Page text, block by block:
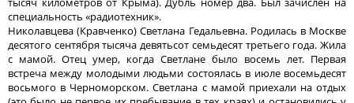
специальность «радиотехник».
Николавцева (Кравченко) Светлана Гедальевна. Родилась в Москве
десятого сентября тысяча девятьсот семьдесят третьего года. Жила
с мамой. Отец умер, когда Светлане было восемь лет. Первая
встреча между молодыми людьми состоялась в июле восемьдесят
восьмого в Черноморском. Светлана с мамой приехали на отдых